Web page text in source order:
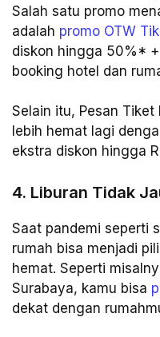
Salah satu promo
adalah promo OTW
diskon hingga 50%*
booking hotel dan
Selain itu, Pesan
lebih hemat lagi
ekstra diskon hingga
4. Liburan Tidak
Saat pandemi seperti
rumah bisa menjadi
hemat. Seperti
Surabaya, kamu bisa
dekat dengan